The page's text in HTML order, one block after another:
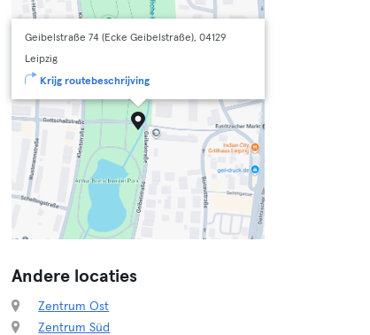
Geibelstraße 74 (Ecke Geibelstraße), 04129
Leipzig
Krijg routebeschrijving
Andere locaties
Zentrum Ost
Zentrum Süd